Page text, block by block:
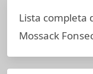
Lista completa
Mossack